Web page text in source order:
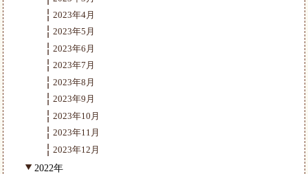
2023年4月
2023年5月
2023年6月
2023年7月
2023年8月
2023年9月
2023年10月
2023年11月
2023年12月
2022年